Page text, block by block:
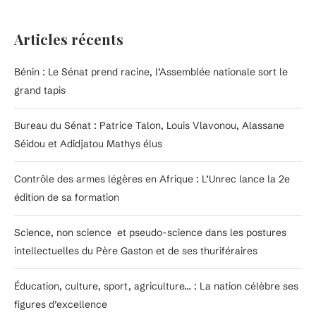
Articles récents
Bénin : Le Sénat prend racine, l’Assemblée nationale sort le
grand tapis
Bureau du Sénat : Patrice Talon, Louis Vlavonou, Alassane
Séidou et Adidjatou Mathys élus
Contrôle des armes légères en Afrique : L’Unrec lance la 2e
édition de sa formation
Science, non science et pseudo-science dans les postures
intellectuelles du Père Gaston et de ses thuriféraires
Éducation, culture, sport, agriculture… : La nation célèbre ses
figures d’excellence